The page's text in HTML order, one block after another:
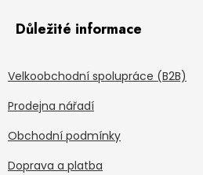
Důležité informace
Velkoobchodní spolupráce (B2B)
Prodejna nářadí
Obchodní podmínky
Doprava a platba